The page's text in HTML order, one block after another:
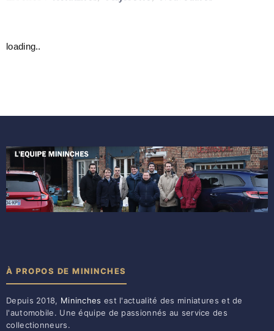
loading..
À PROPOS DE MININCHES
Depuis 2018, Mininches est l'actualité des miniatures et de
l'automobile. Une équipe de passionnés au service des
collectionneurs.